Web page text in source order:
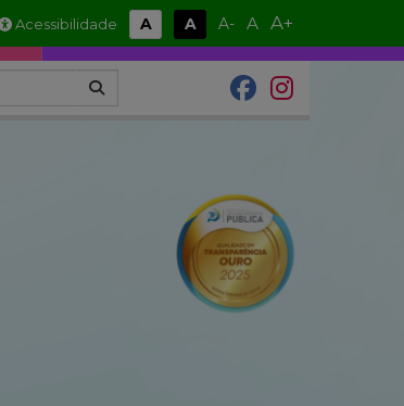
Acessibilidade A A A- A A+